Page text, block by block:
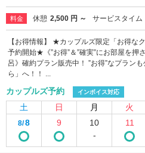
料金 休憩 2,500 円 ～ サービスタイム
【お得情報】 ★カップルズ限定「お得な
予約開始★《”お得”＆”確実”にお部屋を押
呂》確約プラン販売中！ ”お得”なプラン
ら」へ！！ ...
カップルズ予約 インボイス対応
土 日 月 火
8/8 9
10
-
11